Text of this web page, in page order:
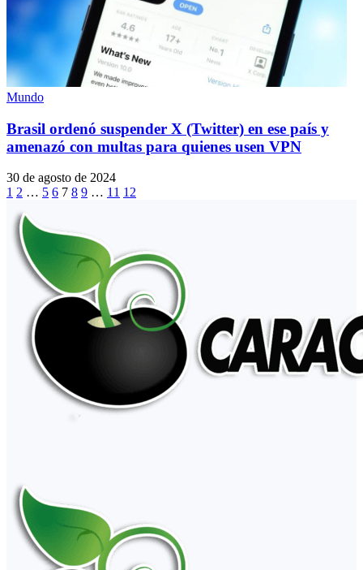
Mundo
Brasil ordenó suspender X (Twitter) en ese país y
amenazó con multas para quienes usen VPN
30 de agosto de 2024
1 2 … 5 6 7 8 9 … 11 12